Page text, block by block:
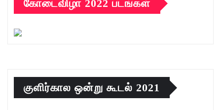
கோடைவிழா 2022 படங்கள்
குளிர்கால ஒன்று கூடல் 2021